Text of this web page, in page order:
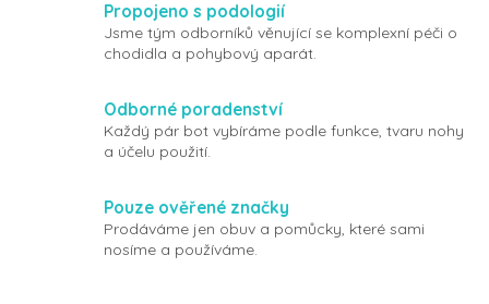
Propojeno s podologií
Jsme tým odborníků věnující se komplexní péči o
chodidla a pohybový aparát.
Odborné poradenství
Každý pár bot vybíráme podle funkce, tvaru nohy
a účelu použití.
Pouze ověřené značky
Prodáváme jen obuv a pomůcky, které sami
nosíme a používáme.